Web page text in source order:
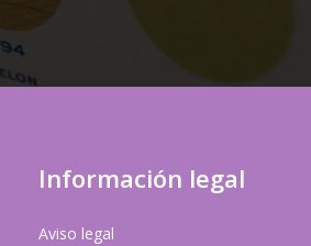
Información legal
Aviso legal